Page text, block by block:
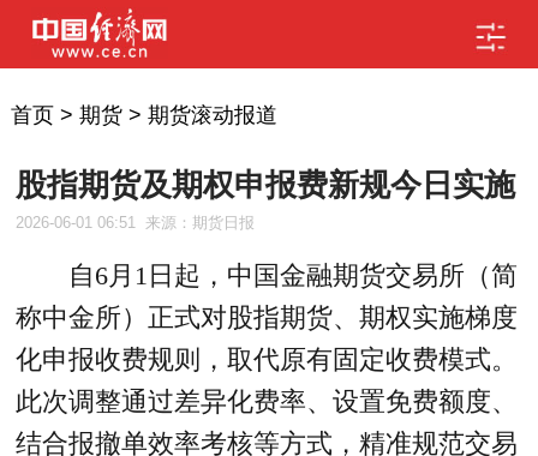
首页> 期货> 期货滚动报道
股指期货及期权申报费新规今日实施
2026-06-01 06:51 来源：期货日报
自6月1日起，中国金融期货交易所（简
称中金所）正式对股指期货、期权实施梯度
化申报收费规则，取代原有固定收费模式。
此次调整通过差异化费率、设置免费额度、
结合报撤单效率考核等方式，精准规范交易